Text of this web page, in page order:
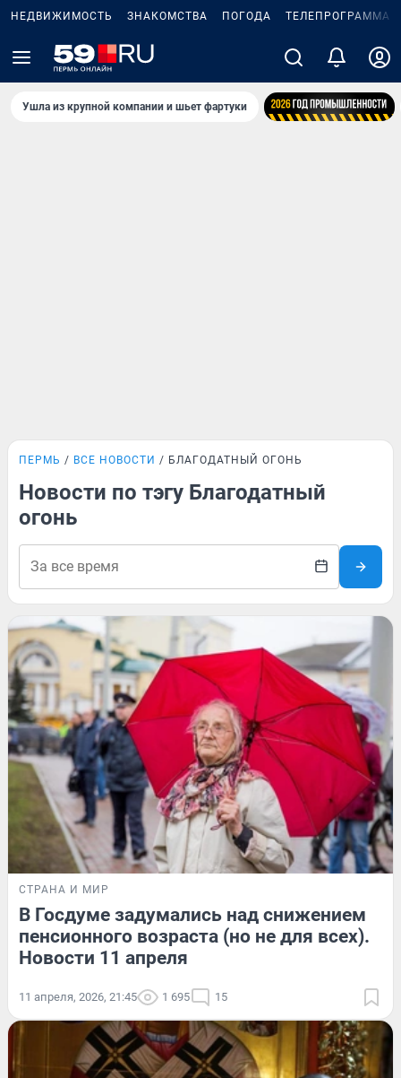
НЕДВИЖИМОСТЬ ЗНАКОМСТВА ПОГОДА ТЕЛЕПРОГРАММА
Ушла из крупной компании и шьет фартуки
ПЕРМЬ ВСЕ НОВОСТИ БЛАГОДАТНЫЙ ОГОНЬ
Новости по тэгу Благодатный
огонь
СТРАНА И МИР
В Госдуме задумались над снижением
пенсионного возраста (но не для всех).
Новости 11 апреля
11 апреля, 2026, 21:45 1 695 15